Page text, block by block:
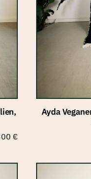
€Aktueller
ist:
Ayda